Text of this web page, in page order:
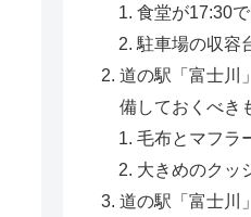
食堂が17:30
駐車場の収容
道の駅「富士川
備しておくべき
毛布とマフラ
大きめのクッ
道の駅「富士川